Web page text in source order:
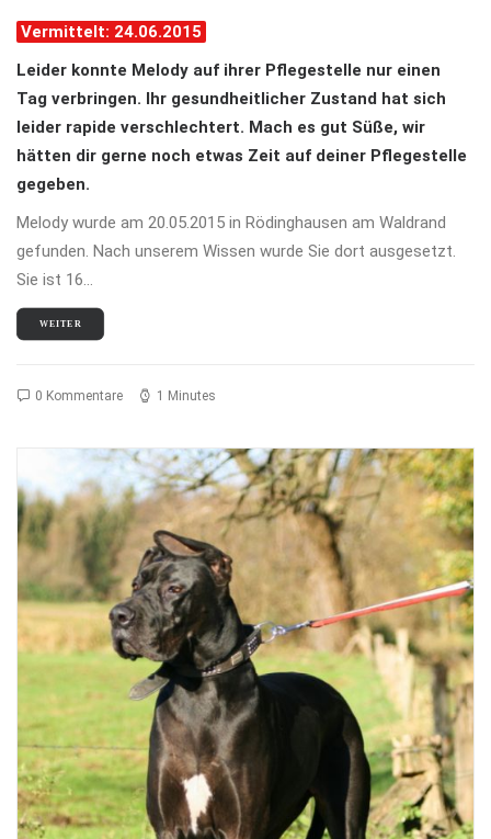
Vermittelt: 24.06.2015
Leider konnte Melody auf ihrer Pflegestelle nur einen
Tag verbringen. Ihr gesundheitlicher Zustand hat sich
leider rapide verschlechtert. Mach es gut Süße, wir
hätten dir gerne noch etwas Zeit auf deiner Pflegestelle
gegeben.
Melody wurde am 20.05.2015 in Rödinghausen am Waldrand
gefunden. Nach unserem Wissen wurde Sie dort ausgesetzt.
Sie ist 16…
WEITER
0 Kommentare 1 Minutes